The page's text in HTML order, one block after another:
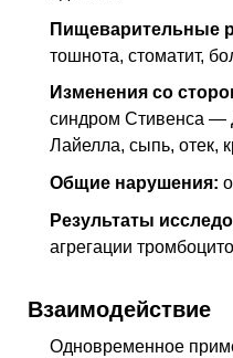
Пищеварительные
тошнота, стоматит,
Изменения со
синдром Стивенса —
Лайелла, сыпь, отек,
Общие нарушения:
Результаты
агрегации
Взаимодействие
Одновременное